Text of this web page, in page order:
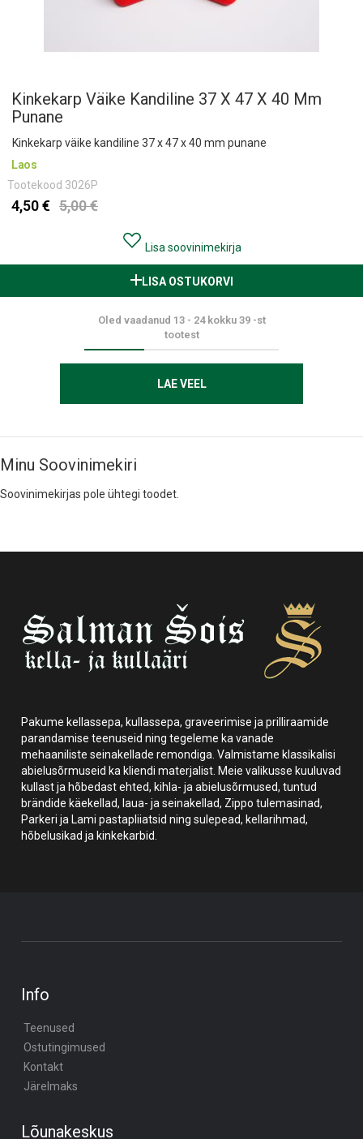
Kinkekarp Väike Kandiline 37 X 47 X 40 Mm
Punane
Kinkekarp väike kandiline 37 x 47 x 40 mm punane
Laos
Tootekood 3026P
4,50 € 5,00 €
Lisa soovinimekirja
LISA OSTUKORVI
Oled vaadanud 13- 24kokku 39-st
tootest
LAE VEEL
Minu Soovinimekiri
Soovinimekirjas pole ühtegi toodet.
Pakume kellassepa, kullassepa, graveerimise ja prilliraamide
parandamise teenuseid ning tegeleme ka vanade
mehaaniliste seinakellade remondiga. Valmistame klassikalisi
abielusõrmuseid ka kliendi materjalist. Meie valikusse kuuluvad
kullast ja hõbedast ehted, kihla- ja abielusõrmused, tuntud
brändide käekellad, laua- ja seinakellad, Zippo tulemasinad,
Parkeri ja Lami pastapliiatsid ning sulepead, kellarihmad,
hõbelusikad ja kinkekarbid.
Info
Teenused
Ostutingimused
Kontakt
Järelmaks
Lõunakeskus